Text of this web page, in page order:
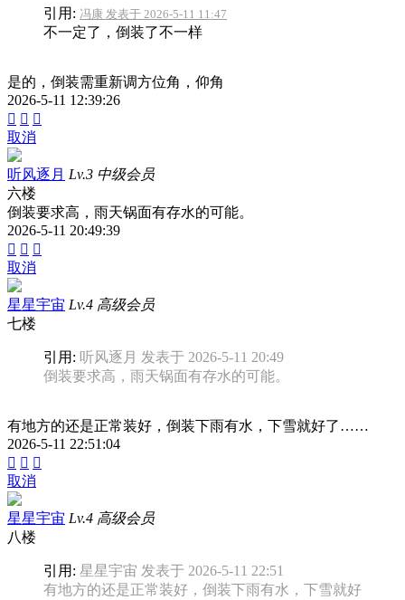
引用: 冯康 发表于 2026-5-11 11:47
不一定了，倒装了不一样
是的，倒装需重新调方位角，仰角
2026-5-11 12:39:26
  
取消
听风逐月 Lv.3 中级会员
六楼
倒装要求高，雨天锅面有存水的可能。
2026-5-11 20:49:39
  
取消
星星宇宙 Lv.4 高级会员
七楼
引用: 听风逐月 发表于 2026-5-11 20:49
倒装要求高，雨天锅面有存水的可能。
有地方的还是正常装好，倒装下雨有水，下雪就好了……
2026-5-11 22:51:04
  
取消
星星宇宙 Lv.4 高级会员
八楼
引用: 星星宇宙 发表于 2026-5-11 22:51
有地方的还是正常装好，倒装下雨有水，下雪就好